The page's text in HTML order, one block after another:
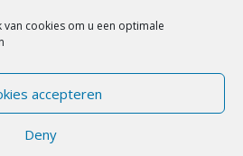
cookies om u een optimale
accepteren
Deny
Privacy verklaring FAQ
Alle Rechten Voorbehouden.